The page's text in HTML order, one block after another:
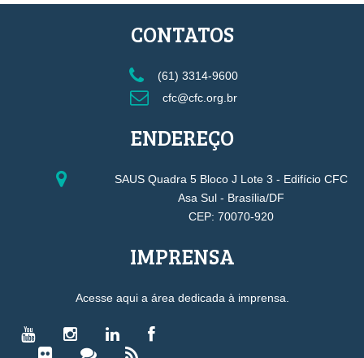
CONTATOS
(61) 3314-9600
cfc@cfc.org.br
ENDEREÇO
SAUS Quadra 5 Bloco J Lote 3 - Edifício CFC
Asa Sul - Brasília/DF
CEP: 70070-920
IMPRENSA
Acesse aqui a área dedicada à imprensa.